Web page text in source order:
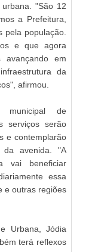
"São 12
a Prefeitura,
população.
e que agora
em
da
afirmou.
de
serviços serão
e contemplarão
da avenida. "A
vai beneficiar
essa
e outras regiões
Urbana, Jódia
terá reflexos